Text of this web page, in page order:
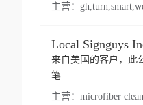
主营：
Local Signguys
来自美国的客户，此
笔
主营： microfiber